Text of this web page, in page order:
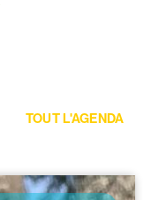
TOUT L'AGENDA